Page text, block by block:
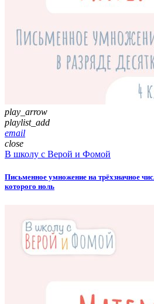
play_arrow
playlist_add
email
close
В школу с Верой и Фомой
Письменное умножение на трёхзначное
которого ноль